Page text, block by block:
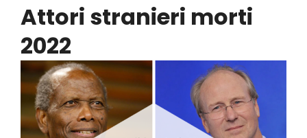
Attori stranieri morti
2022